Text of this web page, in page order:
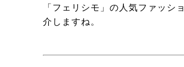
「フェリシモ」の人気ファッ
介しますね。